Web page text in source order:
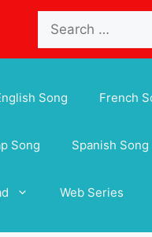
for:
Song French
Song Spanish Song
Web Series